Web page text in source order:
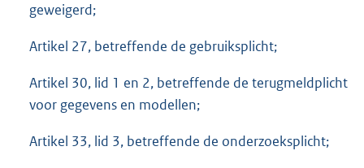
geweigerd;
Artikel 27, betreffende de gebruiksplicht;
Artikel 30, lid 1 en 2, betreffende de terugmeldplicht
voor gegevens en modellen;
Artikel 33, lid 3, betreffende de onderzoeksplicht;